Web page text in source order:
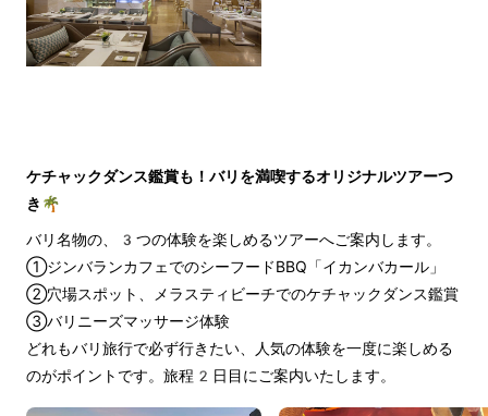
ケチャックダンス鑑賞も！バリを満喫するオリジナルツアーつ
き🌴
バリ名物の、3つの体験を楽しめるツアーへご案内します。
①ジンバランカフェでのシーフードBBQ「イカンバカール」
②穴場スポット、メラスティビーチでのケチャックダンス鑑賞
③バリニーズマッサージ体験
どれもバリ旅行で必ず行きたい、人気の体験を一度に楽しめる
のがポイントです。旅程2日目にご案内いたします。